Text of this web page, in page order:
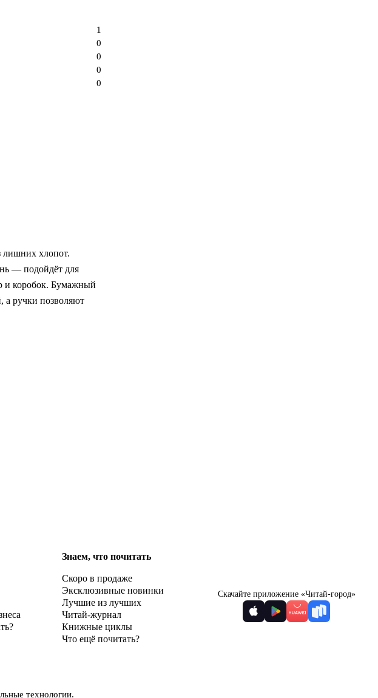
лишних хлопот.
— подойдёт для
и коробок. Бумажный
а ручки позволяют
0
0
0
0
1
Знаем, что почитать
Скоро в продаже
Эксклюзивные новинки
Лучшие из лучших
Читай-журнал
Книжные циклы
Что ещё почитать?
технологии.
Скачайте приложение «Читай-город»